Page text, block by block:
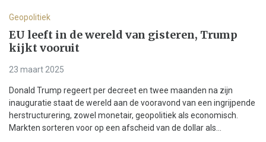
Geopolitiek
EU leeft in de wereld van gisteren, Trump
kijkt vooruit
23 maart 2025
Donald Trump regeert per decreet en twee maanden na zijn
inauguratie staat de wereld aan de vooravond van een ingrijpende
herstructurering, zowel monetair, geopolitiek als economisch.
Markten sorteren voor op een afscheid van de dollar als...